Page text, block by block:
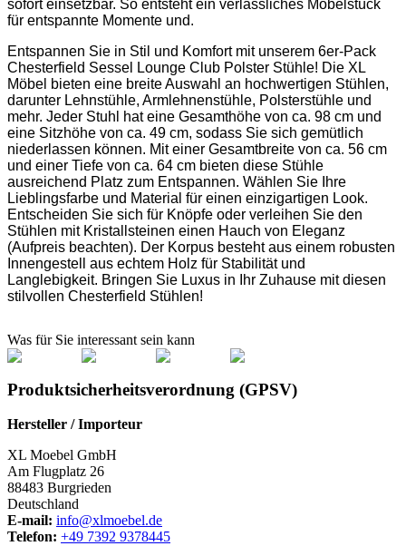
sofort einsetzbar. So entsteht ein verlässliches Möbelstück
für entspannte Momente und.
Entspannen Sie in Stil und Komfort mit unserem 6er-Pack
Chesterfield Sessel Lounge Club Polster Stühle! Die XL
Möbel bieten eine breite Auswahl an hochwertigen Stühlen,
darunter Lehnstühle, Armlehnenstühle, Polsterstühle und
mehr. Jeder Stuhl hat eine Gesamthöhe von ca. 98 cm und
eine Sitzhöhe von ca. 49 cm, sodass Sie sich gemütlich
niederlassen können. Mit einer Gesamtbreite von ca. 56 cm
und einer Tiefe von ca. 64 cm bieten diese Stühle
ausreichend Platz zum Entspannen. Wählen Sie Ihre
Lieblingsfarbe und Material für einen einzigartigen Look.
Entscheiden Sie sich für Knöpfe oder verleihen Sie den
Stühlen mit Kristallsteinen einen Hauch von Eleganz
(Aufpreis beachten). Der Korpus besteht aus einem robusten
Innengestell aus echtem Holz für Stabilität und
Langlebigkeit. Bringen Sie Luxus in Ihr Zuhause mit diesen
stilvollen Chesterfield Stühlen!
Was für Sie interessant sein kann
Produktsicherheitsverordnung (GPSV)
Hersteller / Importeur
XL Moebel GmbH
Am Flugplatz 26
88483 Burgrieden
Deutschland
E-mail: info@xlmoebel.de
Telefon: +49 7392 9378445